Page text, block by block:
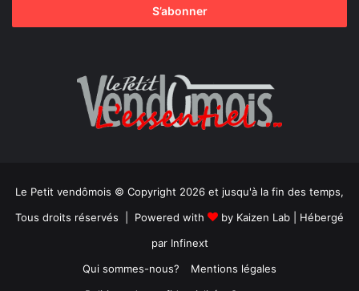
Le Petit vendômois © Copyright 2026 et jusqu'à la fin des temps,
Tous droits réservés | Powered with
by Kaizen Lab | Hébergé
par Infinext
Qui sommes-nous?
Mentions légales